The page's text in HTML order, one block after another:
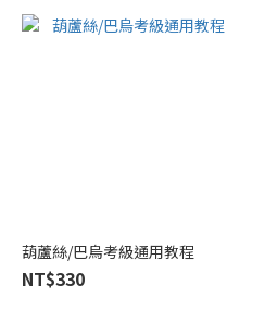
葫蘆絲/巴烏考級通用教程
NT$330